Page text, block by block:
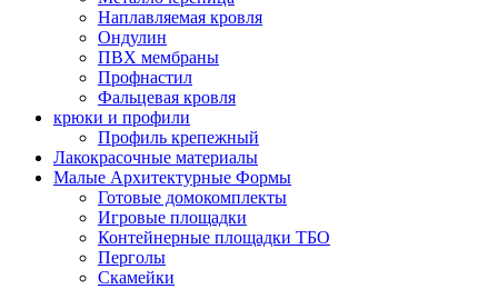
Наплавляемая кровля
Ондулин
ПВХ мембраны
Профнастил
Фальцевая кровля
крюки и профили
Профиль крепежный
Лакокрасочные материалы
Малые Архитектурные Формы
Готовые домокомплекты
Игровые площадки
Контейнерные площадки ТБО
Перголы
Скамейки